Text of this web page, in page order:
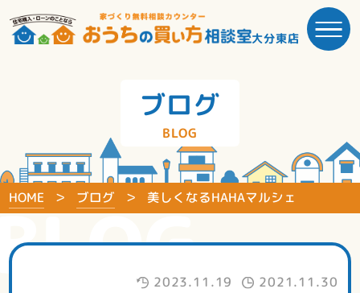
大分東店
ブログ
BLOG
HOME ブログ 美しくなるHAHAマルシェ
2023.11.19 2021.11.30